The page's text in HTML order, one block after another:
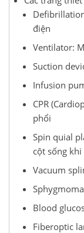
điện
Ventilator:
Suction
Infusion
CPR
phổi
Spin quial
cột sống
Vacuum
Blood
Fiberoptic